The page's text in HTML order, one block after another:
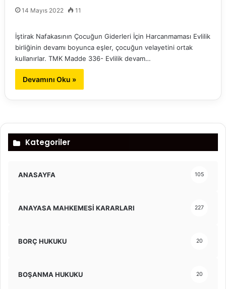
14 Mayıs 2022 11
İştirak Nafakasının Çocuğun Giderleri İçin Harcanmaması Evlilik
birliğinin devamı boyunca eşler, çocuğun velayetini ortak
kullanırlar. TMK Madde 336- Evlilik devam…
Devamını Oku »
Kategoriler
ANASAYFA 105
ANAYASA MAHKEMESİ KARARLARI 227
BORÇ HUKUKU 20
BOŞANMA HUKUKU 20